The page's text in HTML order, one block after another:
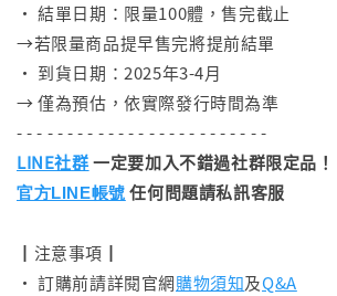
• 結單日期：限量100體，售完截止
→若限量商品提早售完將提前結單
• 到貨日期：2025年3-4月
→ 僅為預估，依實際發行時間為準
- - - - - - - - - - - - - - - - - - - - - - - - -
LINE社群一定要加入不錯過社群限定品！
官方LINE帳號 任何問題請私訊客服
┃注意事項┃
• 訂購前請詳閱官網購物須知及Q&A